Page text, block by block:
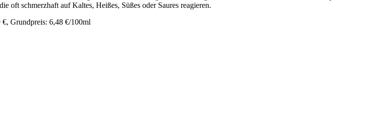
schmerzhaft auf Kaltes, Heißes, Süßes oder Saures reagieren.
Grundpreis: 6,48 €/100ml